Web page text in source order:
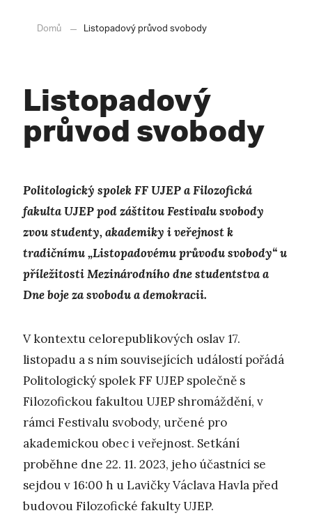
Domů Listopadový průvod svobody
Listopadový
průvod svobody
Politologický spolek FF UJEP a Filozofická
fakulta UJEP pod záštitou Festivalu svobody
zvou studenty, akademiky i veřejnost k
tradičnímu „Listopadovému průvodu svobody“ u
příležitosti Mezinárodního dne studentstva a
Dne boje za svobodu a demokracii.
V kontextu celorepublikových oslav 17.
listopadu a s ním souvisejících událostí pořádá
Politologický spolek FF UJEP společně s
Filozofickou fakultou UJEP shromáždění, v
rámci Festivalu svobody, určené pro
akademickou obec i veřejnost. Setkání
proběhne dne 22. 11. 2023, jeho účastníci se
sejdou v 16:00 h u Lavičky Václava Havla před
budovou Filozofické fakulty UJEP.